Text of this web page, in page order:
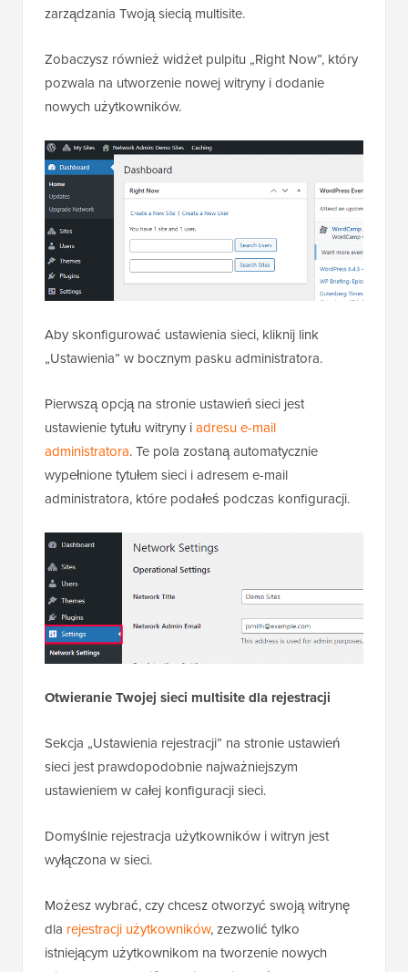
zarządzania Twoją siecią multisite.
Zobaczysz również widżet pulpitu „Right Now”, który
pozwala na utworzenie nowej witryny i dodanie
nowych użytkowników.
Aby skonfigurować ustawienia sieci, kliknij link
„Ustawienia” w bocznym pasku administratora.
Pierwszą opcją na stronie ustawień sieci jest
ustawienie tytułu witryny iadresu e-mail
administratora. Te pola zostaną automatycznie
wypełnione tytułem sieci i adresem e-mail
administratora, które podałeś podczas konfiguracji.
Otwieranie Twojej sieci multisite dla rejestracji
Sekcja „Ustawienia rejestracji” na stronie ustawień
sieci jest prawdopodobnie najważniejszym
ustawieniem w całej konfiguracji sieci.
Domyślnie rejestracja użytkowników i witryn jest
wyłączona w sieci.
Możesz wybrać, czy chcesz otworzyć swoją witrynę
dla rejestracji użytkowników, zezwolić tylko
istniejącym użytkownikom na tworzenie nowych